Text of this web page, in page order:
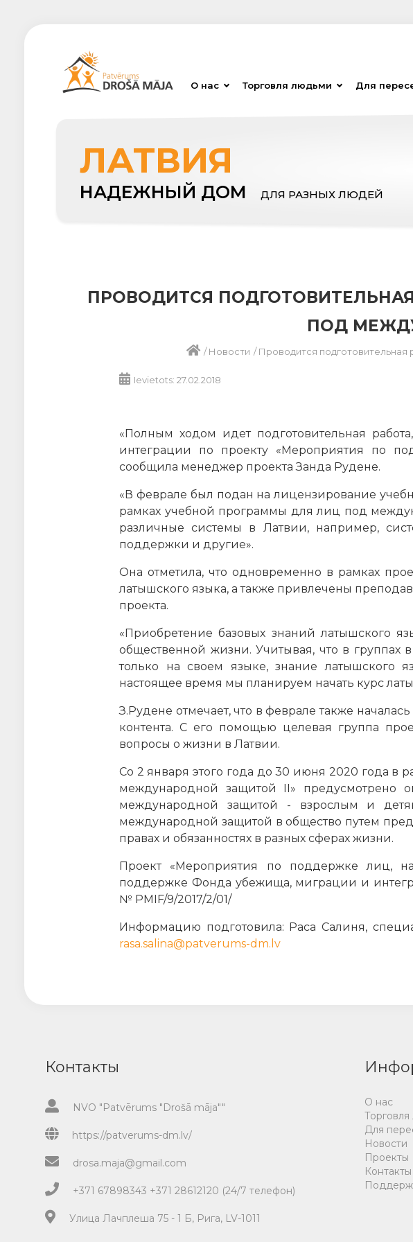
О нас Торговля людьми Для
ЛАТВИЯ
НАДЕЖНЫЙ ДОМ ДЛЯ РАЗНЫХ ЛЮДЕЙ
ПРОВОДИТСЯ
ПОД
/Новости /Проводится
Ievietots: 27.02.2018
«Полным ходом идет подготовительная
интеграции по проекту «Мероприятия по
сообщила менеджер проекта Занда Рудене.
«В феврале был подан на лицензирование
рамках учебной программы для лиц под
различные системы в Латвии, например,
поддержки и другие».
Она отметила, что одновременно в рамках
латышского языка, а также привлечены
проекта.
«Приобретение базовых знаний латышского
общественной жизни. Учитывая, что в группах
только на своем языке, знание латышского
настоящее время мы планируем начать курс
З.Рудене отмечает, что в феврале также
контента. С его помощью целевая группа
вопросы о жизни в Латвии.
Со 2 января этого года до 30 июня 2020 года в
международной защитой II» предусмотрено
международной защитой - взрослым и
международной защитой в общество путем
правах и обязанностях в разных сферах жизни.
Проект «Мероприятия по поддержке лиц,
поддержке Фонда убежища, миграции и
№ PMIF/9/2017/2/01/
Информацию подготовила: Раса Салиня,
rasa.salina@patverums-dm.lv
Контакты
NVO "Patvērums "Drošā māja""
https://patverums-dm.lv/
drosa.maja@gmail.com
+371 67898343 +371 28612120 (24/7 телефон)
Улица Лачплеша 75 - 1 Б, Рига, LV-1011
О нас
Для
Новости
Проекты
Контакты